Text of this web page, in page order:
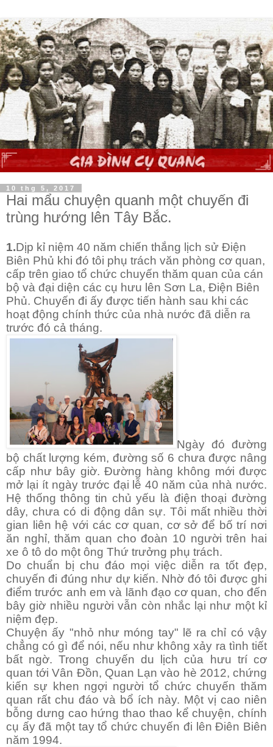
10 thg 5, 2017
Hai mẩu chuyện quanh một chuyến đi
trùng hướng lên Tây Bắc.
1.Dịp kỉ niệm 40 năm chiến thắng lịch sử Điện
Biên Phủ khi đó tôi phụ trách văn phòng cơ quan,
cấp trên giao tổ chức chuyến thăm quan của cán
bộ và đại diện các cụ hưu lên Sơn La, Điện Biên
Phủ. Chuyến đi ấy được tiến hành sau khi các
hoạt động chính thức của nhà nước đã diễn ra
trước đó cả tháng.
Ngày đó đường
bộ chất lượng kém, đường số 6 chưa được nâng
cấp như bây giờ. Đường hàng không mới được
mở lại ít ngày trước đại lễ 40 năm của nhà nước.
Hệ thống thông tin chủ yếu là điện thoại đường
dây, chưa có di động dân sự. Tôi mất nhiều thời
gian liên hệ với các cơ quan, cơ sở để bố trí nơi
ăn nghỉ, thăm quan cho đoàn 10 người trên hai
xe ô tô do một ông Thứ trưởng phụ trách.
Do chuẩn bị chu đáo mọi việc diễn ra tốt đẹp,
chuyến đi đúng như dự kiến. Nhờ đó tôi được ghi
điểm trước anh em và lãnh đạo cơ quan, cho đến
bây giờ nhiều người vẫn còn nhắc lại như một kỉ
niệm đẹp.
Chuyện ấy "nhỏ như móng tay" lẽ ra chỉ có vậy
chẳng có gì để nói, nếu như không xảy ra tình tiết
bất ngờ. Trong chuyến du lịch của hưu trí cơ
quan tới Vân Đồn, Quan Lạn vào hè 2012, chứng
kiến sự khen ngợi người tổ chức chuyến thăm
quan rất chu đáo và bổ ích này. Một vị cao niên
bỗng dưng cao hứng thao thao kể chuyện, chính
cụ ấy đã một tay tổ chức chuyến đi lên Điên Biên
năm 1994.